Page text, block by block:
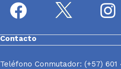
Contacto
Teléfono Conmutador: (+57) 601